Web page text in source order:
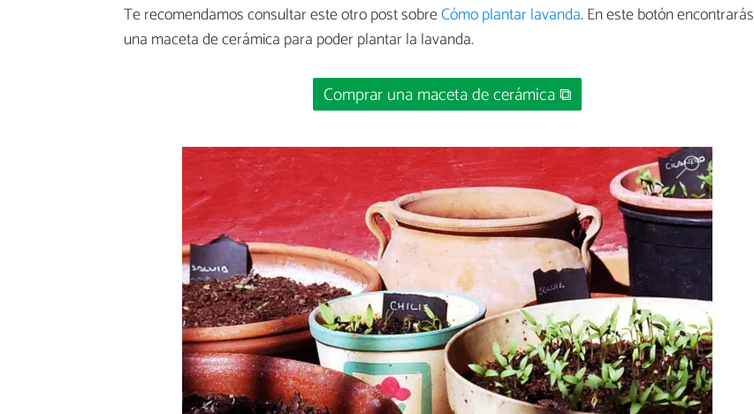
Te recomendamos consultar este otro post sobreCómo plantar lavanda. En este botón encontrarás
una maceta de cerámica para poder plantar la lavanda.
Comprar una maceta de cerámica ⧉